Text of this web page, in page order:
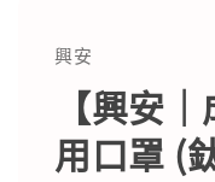
興安
【興安
用口罩 (